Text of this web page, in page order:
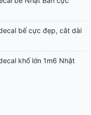
bế cực đẹp, cắt dài
khổ lớn 1m6 Nhật